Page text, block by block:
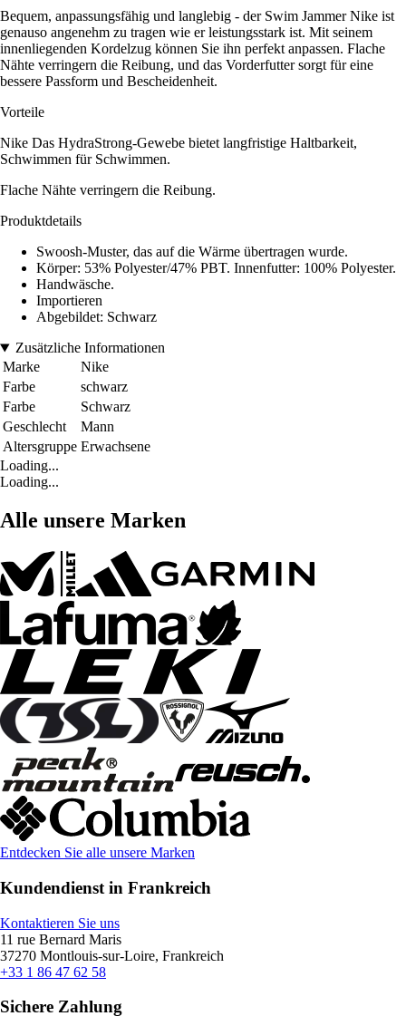
Bequem, anpassungsfähig und langlebig - der Swim Jammer Nike ist
genauso angenehm zu tragen wie er leistungsstark ist. Mit seinem
innenliegenden Kordelzug können Sie ihn perfekt anpassen. Flache
Nähte verringern die Reibung, und das Vorderfutter sorgt für eine
bessere Passform und Bescheidenheit.
Vorteile
Nike Das HydraStrong-Gewebe bietet langfristige Haltbarkeit,
Schwimmen für Schwimmen.
Flache Nähte verringern die Reibung.
Produktdetails
Swoosh-Muster, das auf die Wärme übertragen wurde.
Körper: 53% Polyester/47% PBT. Innenfutter: 100% Polyester.
Handwäsche.
Importieren
Abgebildet: Schwarz
Zusätzliche Informationen
Marke
Nike
Farbe
schwarz
Farbe
Schwarz
Geschlecht
Mann
Altersgruppe Erwachsene
Loading...
Loading...
Alle unsere Marken
Entdecken Sie alle unsere Marken
Kundendienst in Frankreich
Kontaktieren Sie uns
11 rue Bernard Maris
37270 Montlouis-sur-Loire, Frankreich
+33 1 86 47 62 58
Sichere Zahlung